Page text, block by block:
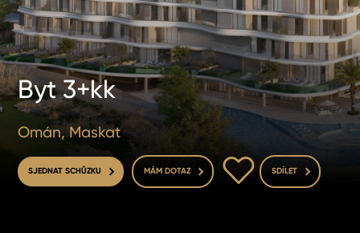
Byt 3+kk
Omán, Maskat
SJEDNAT SCHŮZKU MÁM DOTAZ
DO OBLÍBENÝCH
SDÍLET